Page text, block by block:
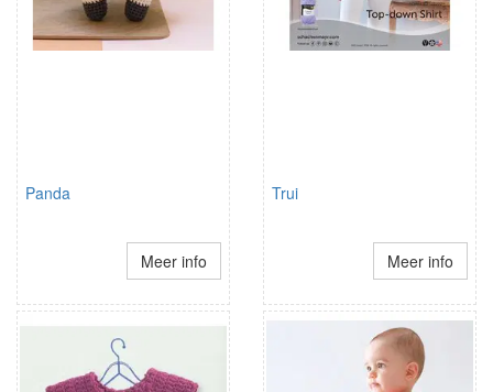
Panda
Meer info
Trui
Meer info